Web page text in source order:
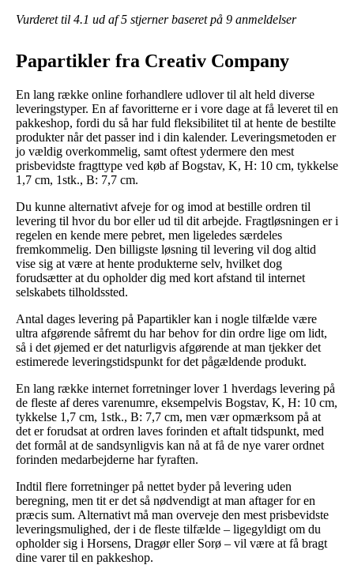
Vurderet til 4.1 ud af 5 stjerner baseret på 9 anmeldelser
Papartikler fra Creativ Company
En lang række online forhandlere udlover til alt held diverse
leveringstyper. En af favoritterne er i vore dage at få leveret til en
pakkeshop, fordi du så har fuld fleksibilitet til at hente de bestilte
produkter når det passer ind i din kalender. Leveringsmetoden er
jo vældig overkommelig, samt oftest ydermere den mest
prisbevidste fragttype ved køb af Bogstav, K, H: 10 cm, tykkelse
1,7 cm, 1stk., B: 7,7 cm.
Du kunne alternativt afveje for og imod at bestille ordren til
levering til hvor du bor eller ud til dit arbejde. Fragtløsningen er i
regelen en kende mere pebret, men ligeledes særdeles
fremkommelig. Den billigste løsning til levering vil dog altid
vise sig at være at hente produkterne selv, hvilket dog
forudsætter at du opholder dig med kort afstand til internet
selskabets tilholdssted.
Antal dages levering på Papartikler kan i nogle tilfælde være
ultra afgørende såfremt du har behov for din ordre lige om lidt,
så i det øjemed er det naturligvis afgørende at man tjekker det
estimerede leveringstidspunkt for det pågældende produkt.
En lang række internet forretninger lover 1 hverdags levering på
de fleste af deres varenumre, eksempelvis Bogstav, K, H: 10 cm,
tykkelse 1,7 cm, 1stk., B: 7,7 cm, men vær opmærksom på at
det er forudsat at ordren laves forinden et aftalt tidspunkt, med
det formål at de sandsynligvis kan nå at få de nye varer ordnet
forinden medarbejderne har fyraften.
Indtil flere forretninger på nettet byder på levering uden
beregning, men tit er det så nødvendigt at man aftager for en
præcis sum. Alternativt må man overveje den mest prisbevidste
leveringsmulighed, der i de fleste tilfælde – ligegyldigt om du
opholder sig i Horsens, Dragør eller Sorø – vil være at få bragt
dine varer til en pakkeshop.